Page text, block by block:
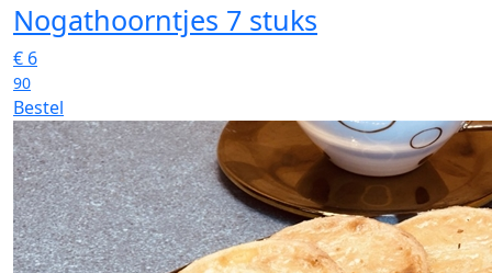
Nogathoorntjes 7 stuks
€ 6
90
Bestel